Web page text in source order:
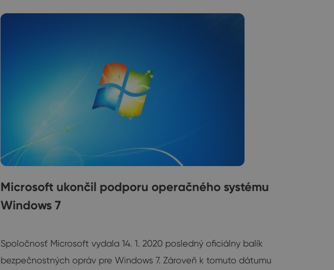
Microsoft ukončil podporu operačného systému
Windows 7
Spoločnosť Microsoft vydala 14. 1. 2020 posledný oficiálny balík
bezpečnostných opráv pre Windows 7. Zároveň k tomuto dátumu